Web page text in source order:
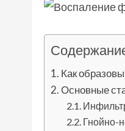
Как
Основные
Гнойно-